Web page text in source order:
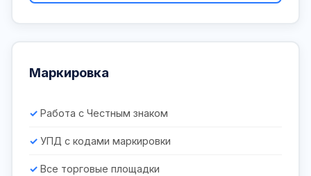
Маркировка
Работа с Честным знаком
УПД с кодами маркировки
Все торговые площадки